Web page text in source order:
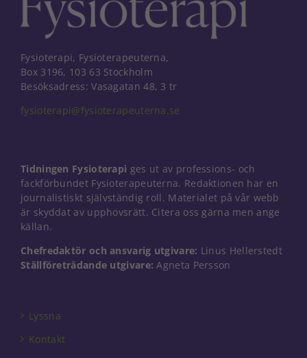
Fysioterapi, Fysioterapeuterna,
Box 3196, 103 63 Stockholm
Besöksadress: Vasagatan 48, 3 tr
fysioterapi@fysioterapeuterna.se
Tidningen Fysioterapi ges ut av professions- och
fackförbundet Fysioterapeuterna. Redaktionen har en
journalistiskt självständig roll. Materialet på vår webb
är skyddat av upphovsrätt. Citera oss gärna men ange
källan.
Chefredaktör och ansvarig utgivare: Linus Hellerstedt
Ställföreträdande utgivare: Agneta Persson
Lyssna
Kontakt